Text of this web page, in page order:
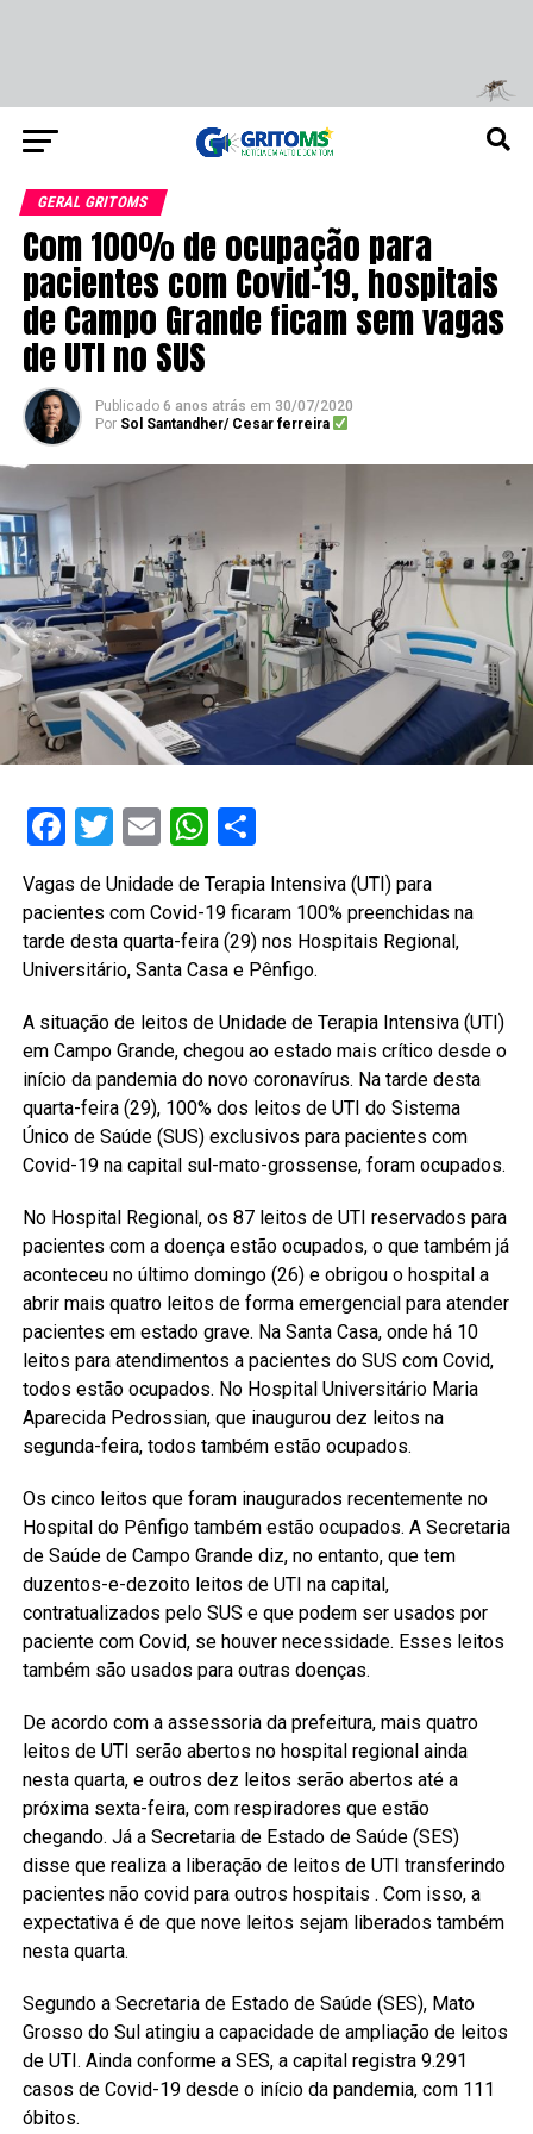
GERAL GRITOMS
Com 100% de ocupação para
pacientes com Covid-19, hospitais
de Campo Grande ficam sem vagas
de UTI no SUS
Publicado 6 anos atrás em 30/07/2020
Por Sol Santandher/ Cesar ferreira
Facebook
Twitter
EmailWhatsApp
Share
Vagas de Unidade de Terapia Intensiva (UTI) para
pacientes com Covid-19 ficaram 100% preenchidas na
tarde desta quarta-feira (29) nos Hospitais Regional,
Universitário, Santa Casa e Pênfigo.
A situação de leitos de Unidade de Terapia Intensiva (UTI)
em Campo Grande, chegou ao estado mais crítico desde o
início da pandemia do novo coronavírus. Na tarde desta
quarta-feira (29), 100% dos leitos de UTI do Sistema
Único de Saúde (SUS) exclusivos para pacientes com
Covid-19 na capital sul-mato-grossense, foram ocupados.
No Hospital Regional, os 87 leitos de UTI reservados para
pacientes com a doença estão ocupados, o que também já
aconteceu no último domingo (26) e obrigou o hospital a
abrir mais quatro leitos de forma emergencial para atender
pacientes em estado grave. Na Santa Casa, onde há 10
leitos para atendimentos a pacientes do SUS com Covid,
todos estão ocupados. No Hospital Universitário Maria
Aparecida Pedrossian, que inaugurou dez leitos na
segunda-feira, todos também estão ocupados.
Os cinco leitos que foram inaugurados recentemente no
Hospital do Pênfigo também estão ocupados. A Secretaria
de Saúde de Campo Grande diz, no entanto, que tem
duzentos-e-dezoito leitos de UTI na capital,
contratualizados pelo SUS e que podem ser usados por
paciente com Covid, se houver necessidade. Esses leitos
também são usados para outras doenças.
De acordo com a assessoria da prefeitura, mais quatro
leitos de UTI serão abertos no hospital regional ainda
nesta quarta, e outros dez leitos serão abertos até a
próxima sexta-feira, com respiradores que estão
chegando. Já a Secretaria de Estado de Saúde (SES)
disse que realiza a liberação de leitos de UTI transferindo
pacientes não covid para outros hospitais . Com isso, a
expectativa é de que nove leitos sejam liberados também
nesta quarta.
Segundo a Secretaria de Estado de Saúde (SES), Mato
Grosso do Sul atingiu a capacidade de ampliação de leitos
de UTI. Ainda conforme a SES, a capital registra 9.291
casos de Covid-19 desde o início da pandemia, com 111
óbitos.